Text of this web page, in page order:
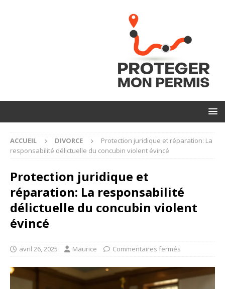
ACCUEIL DIVORCE
Protection juridique et réparation: La
responsabilité délictuelle du concubin violent évincé
Protection juridique et
réparation: La responsabilité
délictuelle du concubin violent
évincé
avril 26, 2025 Maurice Commentaires fermés